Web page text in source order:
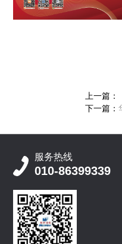
上一篇：
下一篇：华
服务热线
010-86399339